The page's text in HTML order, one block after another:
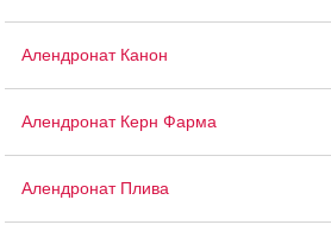
Алендронат Канон
Алендронат Керн Фарма
Алендронат Плива